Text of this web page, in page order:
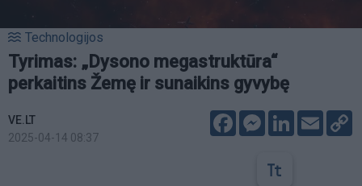
Technologijos
Tyrimas: „Dysono megastruktūra“
perkaitins Žemę ir sunaikins gyvybę
VE.LT
2025-04-14 08:37
FacebookMessenger
LinkedIn
Email